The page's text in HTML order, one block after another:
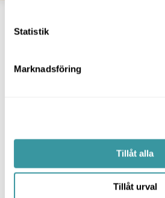
Statistik
Marknadsföring
Tillåt alla
Tillåt urval
Ny termin, nya favoriter.
Det är något särskilt med känslan av en